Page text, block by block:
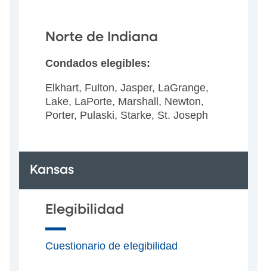
Norte de Indiana
Condados elegibles:
Elkhart, Fulton, Jasper, LaGrange,
Lake, LaPorte, Marshall, Newton,
Porter, Pulaski, Starke, St. Joseph
Kansas
Elegibilidad
Cuestionario de elegibilidad